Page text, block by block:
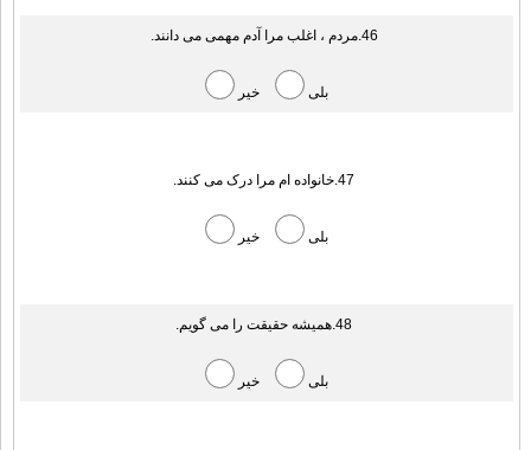
46.مردم ، اغلب مرا آدم مهمی می دانند.
بلی خیر
47.خانواده ام مرا درک می کنند.
بلی خیر
48.همیشه حقیقت را می گویم.
بلی خیر